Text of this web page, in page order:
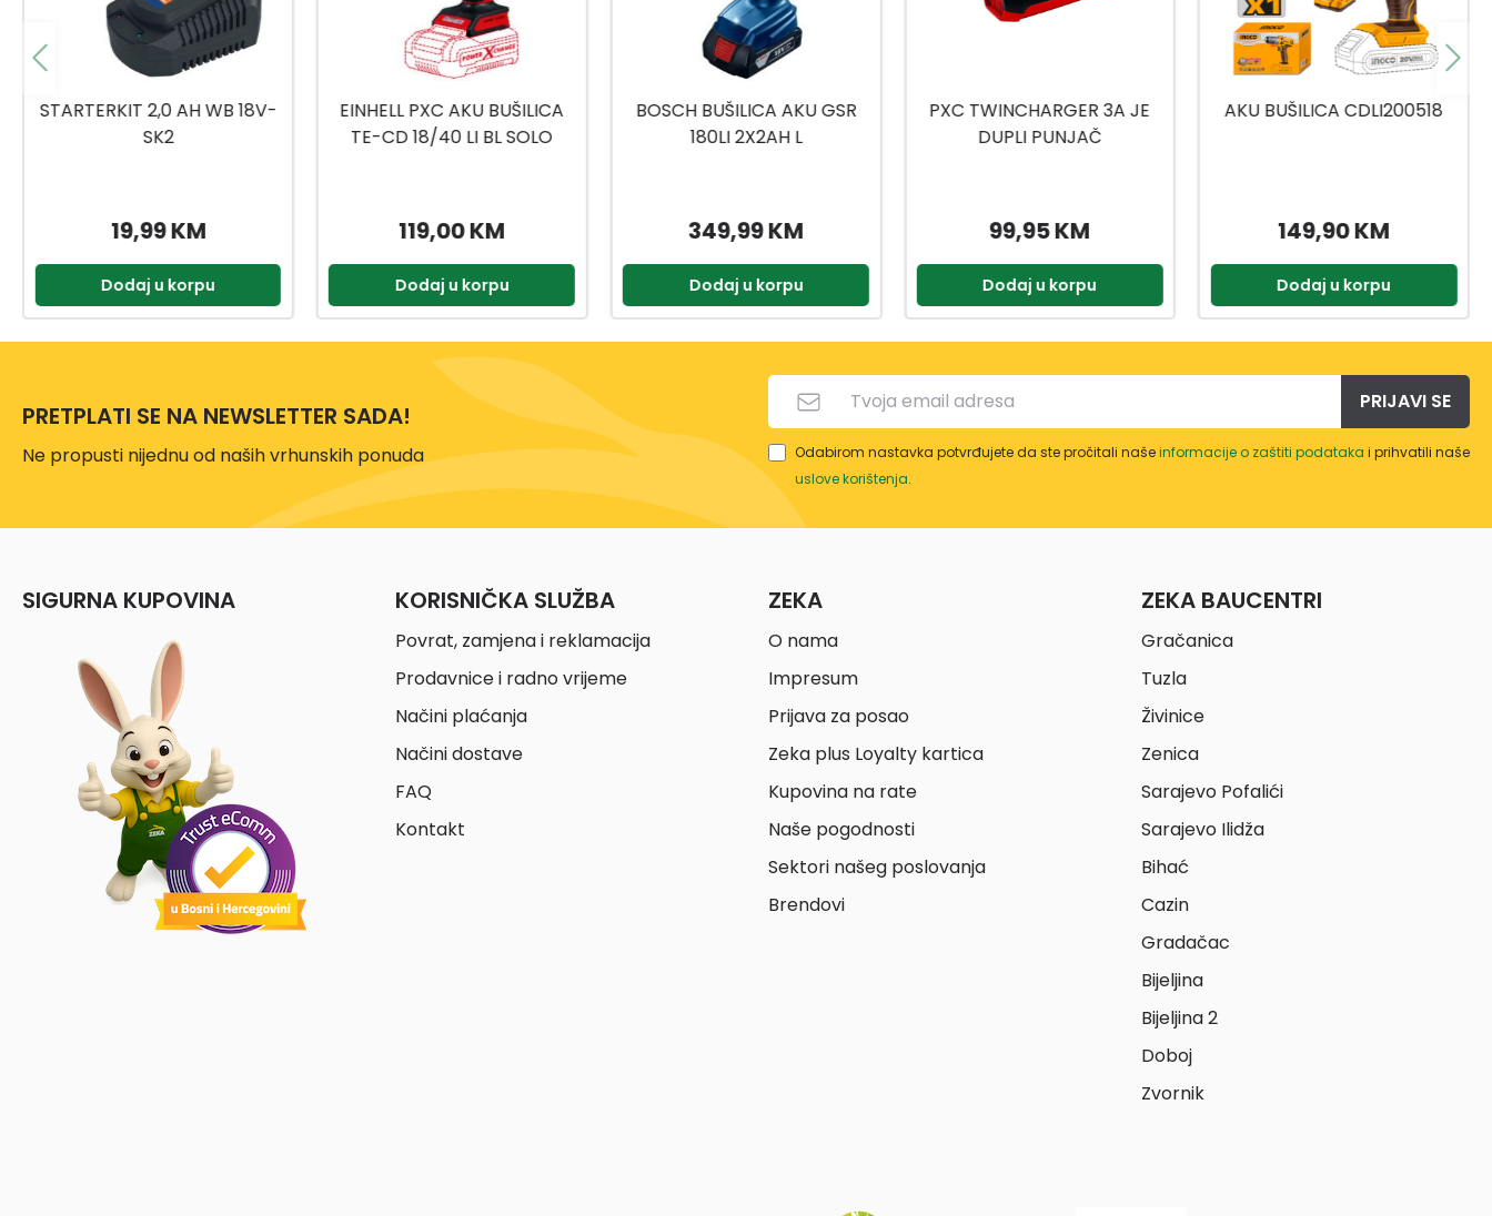
STARTERKIT 2,0 AH WB 18V-
SK2
19,99 KM
Dodaj u korpu
EINHELL PXC AKU BUŠILICA
TE-CD 18/40 LI BL SOLO
119,00 KM
Dodaj u korpu
BOSCH BUŠILICA AKU GSR
180LI 2X2AH L
349,99 KM
Dodaj u korpu
PXC TWINCHARGER 3A JE
DUPLI PUNJAČ
99,95 KM
Dodaj u korpu
AKU BUŠILICA CDLI200518
149,90 KM
Dodaj u korpu
PRETPLATI SE NA NEWSLETTER SADA!
Ne propusti nijednu od naših vrhunskih ponuda
PRIJAVI SE
Odabirom nastavka potvrđujete da ste pročitali našeinformacije o zaštiti podataka i prihvatili naše
uslove korištenja.
SIGURNA KUPOVINA KORISNIČKA SLUŽBA
Povrat, zamjena i reklamacija
Prodavnice i radno vrijeme
Načini plaćanja
Načini dostave
FAQ
Kontakt
ZEKA
O nama
Impresum
Prijava za posao
Zeka plus Loyalty kartica
Kupovina na rate
Naše pogodnosti
Sektori našeg poslovanja
Brendovi
ZEKA BAUCENTRI
Gračanica
Tuzla
Živinice
Zenica
Sarajevo Pofalići
Sarajevo Ilidža
Bihać
Cazin
Gradačac
Bijeljina
Bijeljina 2
Doboj
Zvornik